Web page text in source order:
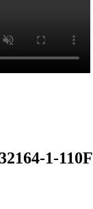
1-110F